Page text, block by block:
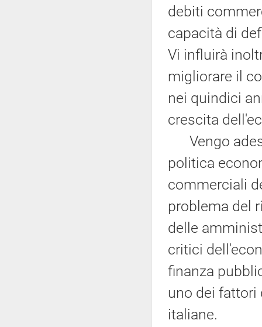
debiti
capacità di
Vi influirà
migliorare il
nei quindici
crescita
Vengo
politica
commerciali
problema del
delle
critici
finanza
uno dei fattori
italiane.